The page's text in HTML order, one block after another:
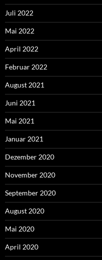
Juli 2022
Mai 2022
April 2022
Februar 2022
August 2021
Juni 2021
Mai 2021
Januar 2021
Dezember 2020
November 2020
September 2020
August 2020
Mai 2020
April 2020